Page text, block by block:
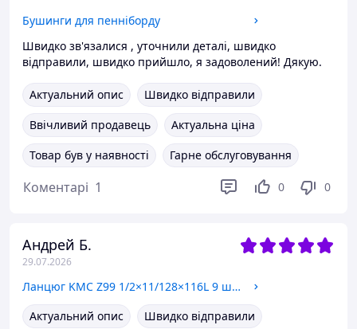
Бушинги для пенніборду
Швидко зв'язалися , уточнили деталі, швидко
відправили, швидко прийшло, я задоволений! Дякую.
Актуальний опис
Швидко відправили
Ввічливий продавець
Актуальна ціна
Товар був у наявності
Гарне обслуговування
Коментарі 1 0 0
Андрей Б.
29.07.2026
Ланцюг KMC Z99 1/2×11/128×116L 9 швидкостей
Актуальний опис
Швидко відправили